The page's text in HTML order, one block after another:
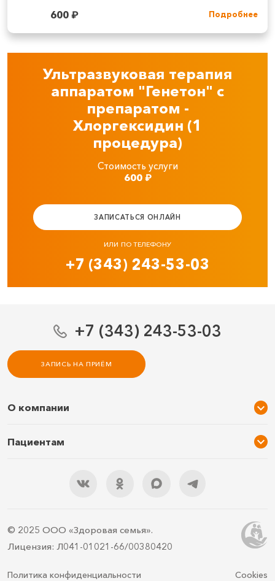
600₽ Подробнее
Ультразвуковая терапия
аппаратом "Генетон" с
препаратом -
Хлоргексидин (1
процедура)
Стоимость услуги
600₽
ЗАПИСАТЬСЯ ОНЛАЙН
ИЛИ ПО ТЕЛЕФОНУ
+7 (343) 243-53-03
+7 (343) 243-53-03
ЗАПИСЬ НА ПРИЁМ
О компании
Услуги и цены
Контакты
Пациентам
Подарочный сертификат
Правила подготовки
ДМС
© 2025 ООО «Здоровая семья».
Лицензия: Л041-01021-66/00380420
Политика конфиденциальности Cookies